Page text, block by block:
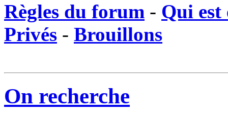
Règles du forum - Qui est
Privés - Brouillons
On recherche